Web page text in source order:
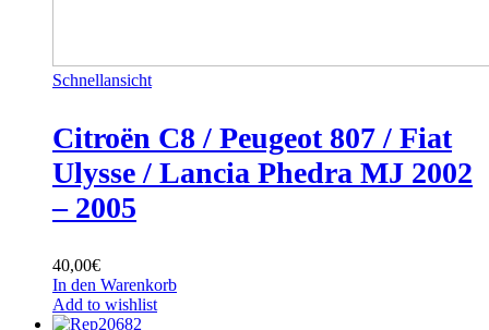
Schnellansicht
Citroën C8 / Peugeot 807 / Fiat
Ulysse / Lancia Phedra MJ 2002
– 2005
40,00€
In den Warenkorb
Add to wishlist